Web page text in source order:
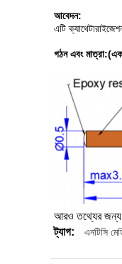
আবেদন:
এটি
গঠন এবং
আরও তথ্যের জন্য,
ট্যাগ:
এনটিসি